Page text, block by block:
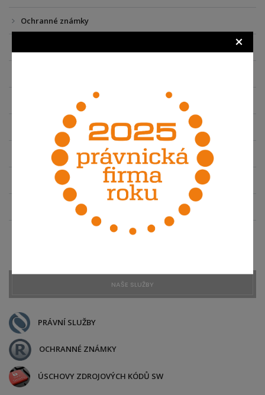
×
Ochranné známky
Doménové právo
Internetové právo
Pracovní právo v IT
E-commerce
Elektronická komunikace
NAŠE SLUŽBY
PRÁVNÍ SLUŽBY
OCHRANNÉ ZNÁMKY
ÚSCHOVY ZDROJOVÝCH KÓDŮ SW